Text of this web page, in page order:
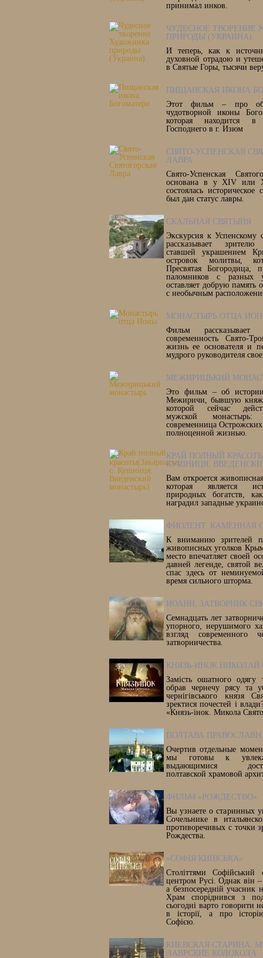
принимал инков.
ЧУДЕСНОЕ ТВОРЕНИЕ
ПРИРОДЫ (УКРАИНА)
И теперь, как к
духовной отрадою и
в Святые Горы, тысячи
ПИЩАНСКАЯ ИКОНА
Этот фильм – про
чудотворной иконы
которая находится в
Господнего в г. Изюм
СВЯТО-УСПЕНСКАЯ
ЛАВРА
Свято-Успенская
основана в у XIV или
состоялась
был дан статус лавры.
СКАЛЬНАЯ СВЯТЫНЯ
Экскурсия к Успенскому
рассказывает
ставшей украшением
островок молитвы,
Пресвятая Богородица,
паломников с разных
оставляет добрую память
с необычным
МОНАСТЫРЬ ОТЦА
Фильм
современность Свято-
жизнь ее основателя и
мудрого руководителя
МЕЖИРИЦЬКИЙ
Это фильм – об истории
Межиричи, бывшую
которой сейчас
мужской монастырь:
современница
полноценной жизнью.
КРАЙ ПОЛНЫЙ
КУШНИЦЯ,
Вам откроется
которая является
природных богатств,
наградил западные
ФИОЛЕНТ. КАМЕННАЯ
К вниманию зрителей
живописных уголков
место впечатляет своей
давней легенде, святой
спас здесь от
время сильного шторма.
ИОАНН, ЗАТВОРНИК
Семнадцать лет
упорного, нерушимого
взгляд современного
затворничества.
КНЯЗЬ-ИНОК
Замість ошатного
обрав чернечу рясу та
чернігівського князя
зректися почестей і
«Князь-інок. Микола
ПОЛТАВА
Очертив отдельные
мы готовы к
выдающимися
полтавской храмовой
ФИЛЬМ «РОЖДЕСТВО»
Вы узнаете о старинных
Сочельнике в
противоречивых с точки
Рождества.
«СОФІЯ КИЇВСЬКА»
Століттями
центром Русі. Однак він
а безпосередній учасник
Храм споріднився з
сьогодні варто говорити
в історії, а про
Софією.
КИЕВСКАЯ СТАРИНА.
ЛАВРСКИЕ КОЛОКОЛА